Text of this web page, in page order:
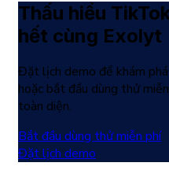
Thấu hiểu
hết cùng Exolyt
Đặt lịch demo để khám
hoặc bắt đầu dùng thử
toàn diện.
Bắt đầu dùng thử miễn phí
Đặt lịch demo